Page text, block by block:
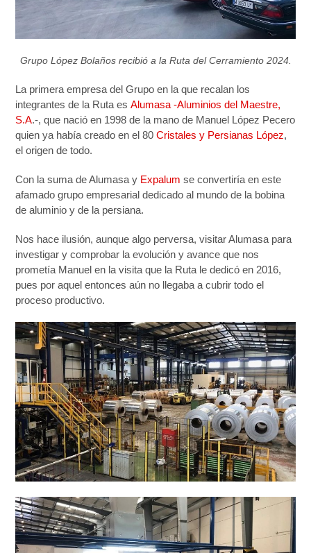
Grupo López Bolaños recibió a la Ruta del Cerramiento 2024.
La primera empresa del Grupo en la que recalan los
integrantes de la Ruta esAlumasa -Aluminios del Maestre,
S.A.-, que nació en 1998 de la mano de Manuel López Pecero
quien ya había creado en el 80Cristales y Persianas López,
el origen de todo.
Con la suma de Alumasa y Expalum se convertiría en este
afamado grupo empresarial dedicado al mundo de la bobina
de aluminio y de la persiana.
Nos hace ilusión, aunque algo perversa, visitar Alumasa para
investigar y comprobar la evolución y avance que nos
prometía Manuel en la visita que la Ruta le dedicó en 2016,
pues por aquel entonces aún no llegaba a cubrir todo el
proceso productivo.